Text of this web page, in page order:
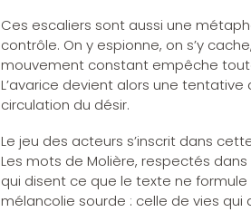
Ces escaliers sont aussi une
contrôle. On y espionne, on s’y
mouvement constant empêche
L’avarice devient alors une
circulation du désir.
Le jeu des acteurs s’inscrit dans
Les mots de Molière, respectés
qui disent ce que le texte ne
mélancolie sourde : celle de vies qui